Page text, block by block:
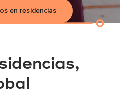
en residencias